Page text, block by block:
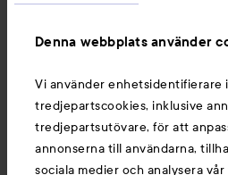
Denna webbplats använder
Vi använder enhetsidentifierare
tredjepartscookies, inklusive
tredjepartsutövare, för att
annonserna till användarna,
sociala medier och analysera
Du kanske också gillar